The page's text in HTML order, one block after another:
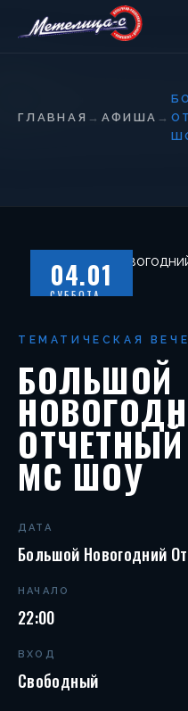
ГЛАВНАЯ → АФИША →
04.01
СУББОТА
ТЕМАТИЧЕСКАЯ
БОЛЬШОЙ
MC ШОУ
ДАТА
Большой Новогодний
НАЧАЛО
22:00
ВХОД
Свободный